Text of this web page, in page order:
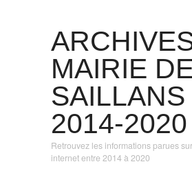
MAIRIE
SAILLANS
2014-2020
Retrouvez les informations parues
internet entre 2014 à 2020